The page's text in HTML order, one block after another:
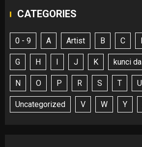
CATEGORIES
0 - 9 A Artist B C
G H I J K kunci
N O P R S T U
Uncategorized V W Y